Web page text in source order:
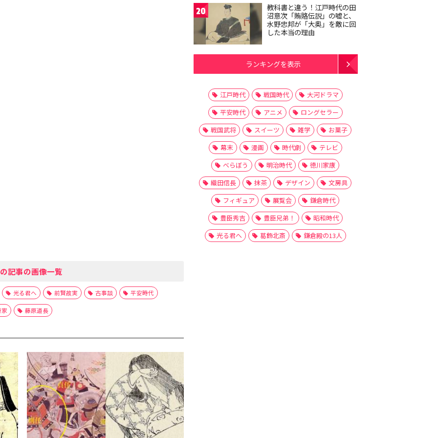
記事の画像一覧
光る君へ 前賢故実 古事談 平安時代
藤原道長
20
教科書と違う！江戸時代の田
沼意次「賄賂伝説」の嘘と、
水野忠邦が「大奥」を敵に回
した本当の理由
ランキングを表示
江戸時代 戦国時代
大河ドラマ
平安時代
アニメ
ロングセラー
戦国武将
スイーツ 雑学
お菓子
幕末
漫画 時代劇
テレビ
べらぼう
明治時代
徳川家康
織田信長
抹茶 デザイン
文房具
フィギュア
展覧会
鎌倉時代
豊臣秀吉
豊臣兄弟！
昭和時代
光る君へ
葛飾北斎 鎌倉殿の13人